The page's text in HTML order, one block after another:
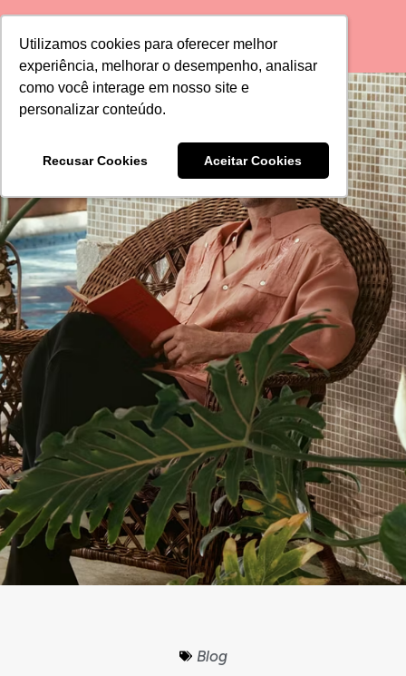
Utilizamos cookies para oferecer melhor
experiência, melhorar o desempenho, analisar
como você interage em nosso site e
personalizar conteúdo.
Recusar Cookies Aceitar Cookies
Utilizamos cookies para oferecer melhor
experiência, melhorar o desempenho, analisar
como você interage em nosso site e
personalizar conteúdo.
Recusar Cookies Aceitar Cookies
Blog